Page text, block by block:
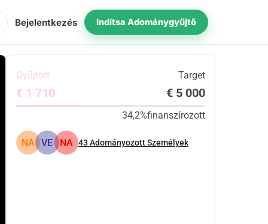
Bejelentkezés Indítsa Adománygyűjtő
Gyűjtött Target
€ 1 710 € 5 000
34,2%finanszírozott
NA VE NA 43Adományozott Személyek